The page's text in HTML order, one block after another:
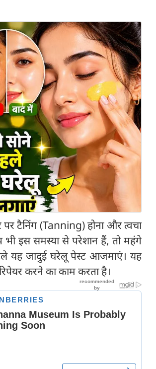
टैनिंग (Tanning) होना और त्वचा
इस समस्या से परेशान हैं, तो महंगे
यह जादुई घरेलू पेस्ट आजमाएं। यह
करने का काम करता है।